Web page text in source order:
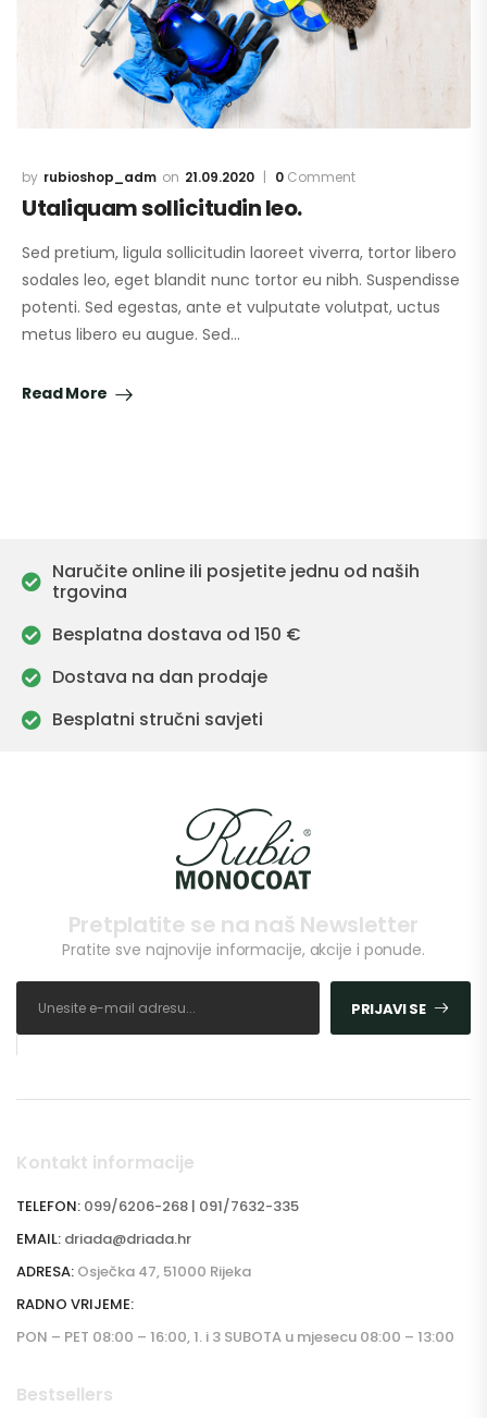
rubioshop_adm 21.09.2020 0 Comment
Utaliquam sollicitudin leo.
Sed pretium, ligula sollicitudin laoreet viverra, tortor libero
sodales leo, eget blandit nunc tortor eu nibh. Suspendisse
potenti. Sed egestas, ante et vulputate volutpat, uctus
metus libero eu augue. Sed…
Read More
Naručite online ili posjetite jednu od naših
trgovina
Besplatna dostava od 150 €
Dostava na dan prodaje
Besplatni stručni savjeti
Pretplatite se na naš Newsletter
Pratite sve najnovije informacije, akcije i ponude.
PRIJAVI SE
Kontakt informacije
TELEFON: 099/6206-268 | 091/7632-335
EMAIL: driada@driada.hr
ADRESA: Osječka 47, 51000 Rijeka
RADNO VRIJEME:
PON – PET 08:00 – 16:00, 1. i 3 SUBOTA u mjesecu 08:00 – 13:00
Bestsellers